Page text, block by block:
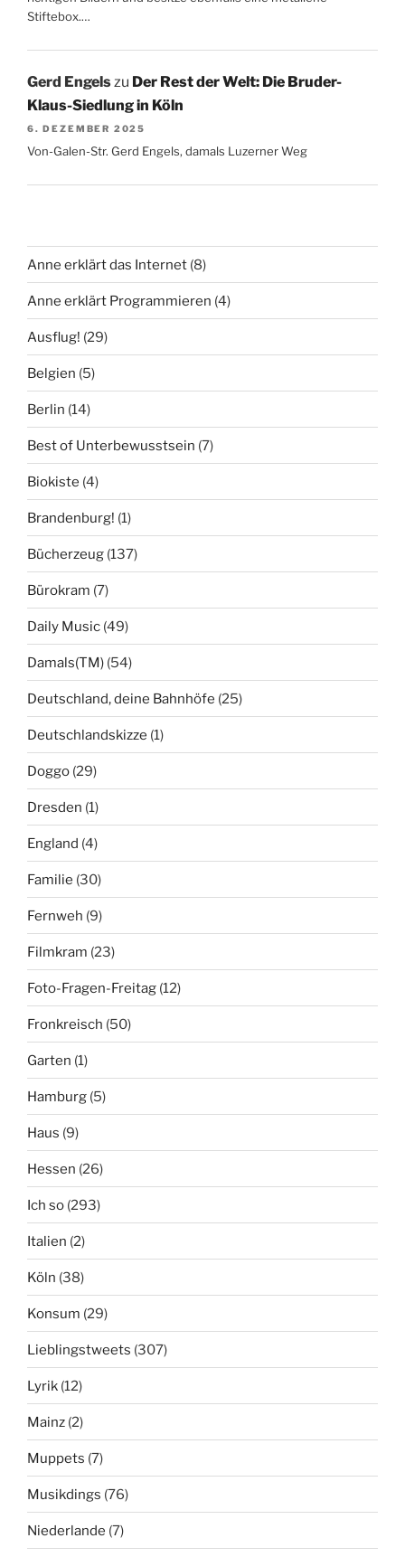
Stiftebox.…
Gerd Engelszu Der Rest der Welt: Die Bruder-
Klaus-Siedlung in Köln
6. DEZEMBER 2025
Von-Galen-Str. Gerd Engels, damals Luzerner Weg
Anne erklärt das Internet (8)
Anne erklärt Programmieren (4)
Ausflug! (29)
Belgien (5)
Berlin (14)
Best of Unterbewusstsein (7)
Biokiste (4)
Brandenburg! (1)
Bücherzeug (137)
Bürokram (7)
Daily Music (49)
Damals(TM) (54)
Deutschland, deine Bahnhöfe (25)
Deutschlandskizze (1)
Doggo (29)
Dresden (1)
England (4)
Familie (30)
Fernweh (9)
Filmkram (23)
Foto-Fragen-Freitag (12)
Fronkreisch (50)
Garten (1)
Hamburg (5)
Haus (9)
Hessen (26)
Ich so (293)
Italien (2)
Köln (38)
Konsum (29)
Lieblingstweets (307)
Lyrik (12)
Mainz (2)
Muppets (7)
Musikdings (76)
Niederlande (7)